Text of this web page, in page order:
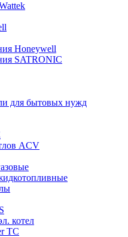
Honeywell
SATRONIC
для бытовых нужд
ACV
котел
TC